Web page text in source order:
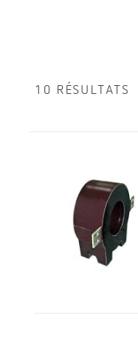
10 RÉSULTATS